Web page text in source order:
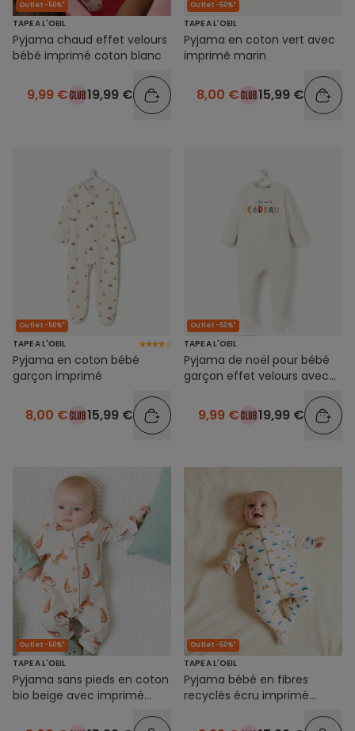
Outlet -50%*
TAPE A L'OEIL
Pyjama chaud effet velours
bébé imprimé coton blanc
9,99 € 19,99 €
Outlet -50%*
TAPE A L'OEIL
Pyjama en coton vert avec
imprimé marin
8,00 € 15,99 €
Outlet -50%*
TAPE A L'OEIL
Pyjama en coton bébé
garçon imprimé
8,00 € 15,99 €
Outlet -50%*
TAPE A L'OEIL
Pyjama de noël pour bébé
garçon effet velours avec
9,99 € 19,99 €
Outlet -50%*
TAPE A L'OEIL
Pyjama sans pieds en coton
bio beige avec imprimé
Outlet -50%*
TAPE A L'OEIL
Pyjama bébé en fibres
recyclés écru imprimé